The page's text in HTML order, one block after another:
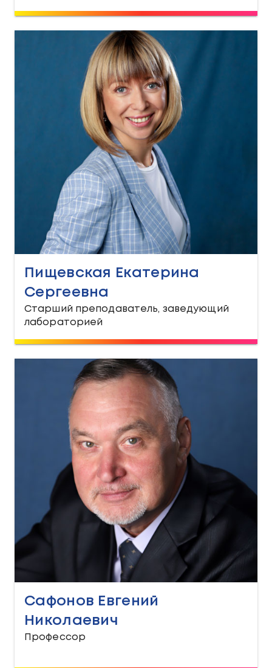
Пищевская Екатерина
Сергеевна
Старший преподаватель, заведующий
лабораторией
Сафонов Евгений
Николаевич
Профессор